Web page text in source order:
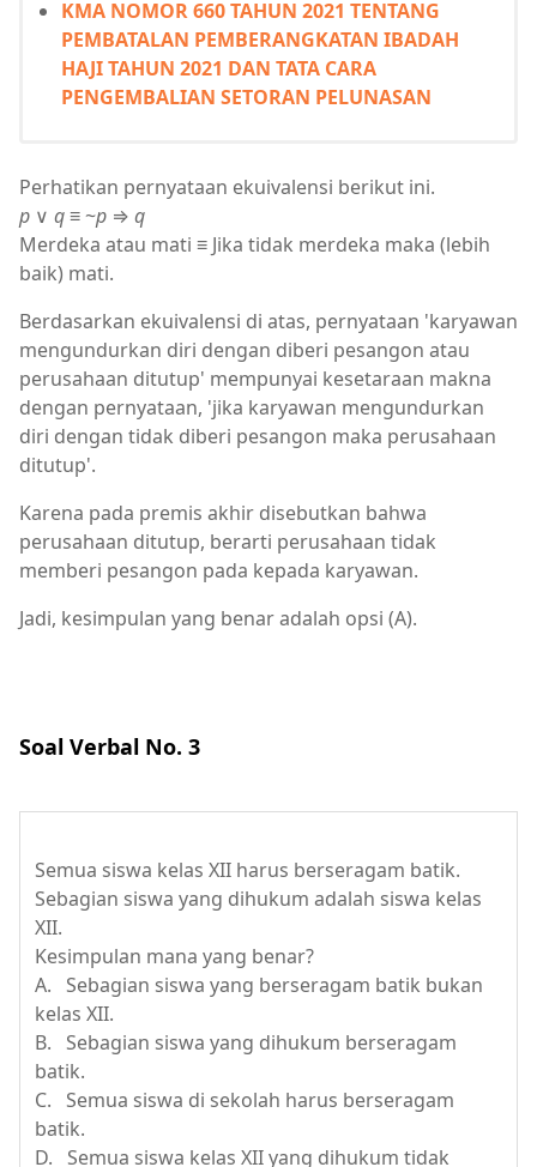
KMA NOMOR 660 TAHUN 2021 TENTANG
PEMBATALAN PEMBERANGKATAN IBADAH
HAJI TAHUN 2021 DAN TATA CARA
PENGEMBALIAN SETORAN PELUNASAN
Perhatikan pernyataan ekuivalensi berikut ini.
p ∨ q≡ ~p ⇒ q
Merdeka atau mati ≡ Jika tidak merdeka maka (lebih
baik) mati.
Berdasarkan ekuivalensi di atas, pernyataan 'karyawan
mengundurkan diri dengan diberi pesangon atau
perusahaan ditutup' mempunyai kesetaraan makna
dengan pernyataan, 'jika karyawan mengundurkan
diri dengan tidak diberi pesangon maka perusahaan
ditutup'.
Karena pada premis akhir disebutkan bahwa
perusahaan ditutup, berarti perusahaan tidak
memberi pesangon pada kepada karyawan.
Jadi, kesimpulan yang benar adalah opsi (A).
Soal Verbal No. 3
Semua siswa kelas XII harus berseragam batik.
Sebagian siswa yang dihukum adalah siswa kelas
XII.
Kesimpulan mana yang benar?
A. Sebagian siswa yang berseragam batik bukan
kelas XII.
B. Sebagian siswa yang dihukum berseragam
batik.
C. Semua siswa di sekolah harus berseragam
batik.
D. Semua siswa kelas XII yang dihukum tidak